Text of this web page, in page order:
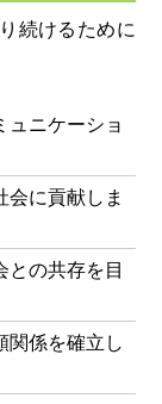
続けるために
ュニケーショ
会に貢献しま
との共存を目
関係を確立し